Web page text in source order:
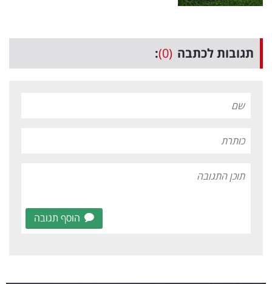
תגובות לכתבה (0)
:
הוסף תגובה